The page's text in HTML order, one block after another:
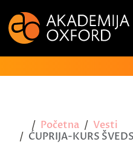
Početna
Vesti
ĆUPRIJA-KURS